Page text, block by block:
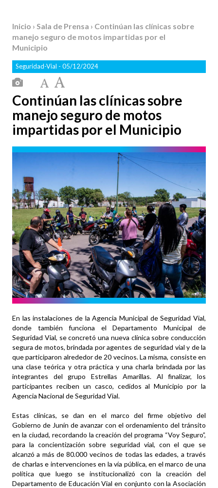
Inicio › Sala de Prensa › Continúan las clínicas sobre
manejo seguro de motos impartidas por el
Municipio
Seguridad-Vial - 05/12/2024
Continúan las clínicas sobre
manejo seguro de motos
impartidas por el Municipio
En las instalaciones de la Agencia Municipal de Seguridad Vial,
donde también funciona el Departamento Municipal de
Seguridad Vial, se concretó una nueva clínica sobre conducción
segura de motos, brindada por agentes de seguridad vial y de la
que participaron alrededor de 20 vecinos. La misma, consiste en
una clase teórica y otra práctica y una charla brindada por las
integrantes del grupo Estrellas Amarillas. Al finalizar, los
participantes reciben un casco, cedidos al Municipio por la
Agencia Nacional de Seguridad Vial.
Estas clínicas, se dan en el marco del firme objetivo del
Gobierno de Junín de avanzar con el ordenamiento del tránsito
en la ciudad, recordando la creación del programa “Voy Seguro”,
para la concientización sobre seguridad vial, con el que se
alcanzó a más de 80.000 vecinos de todas las edades, a través
de charlas e intervenciones en la vía pública, en el marco de una
política que luego se institucionalizó con la creación del
Departamento de Educación Vial en conjunto con la Asociación